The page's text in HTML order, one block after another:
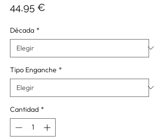
44,95 €
Década *
Tipo Enganche *
Cantidad *